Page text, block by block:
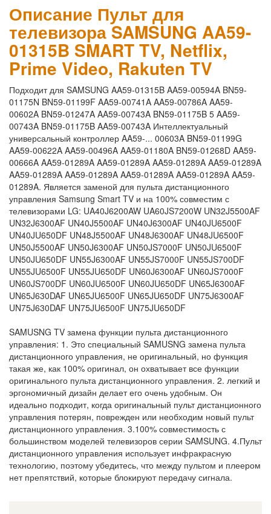
Описание Пульт для
телевизора SAMSUNG AA59-
01315B SMART TV, Netflix,
Prime Video, Rakuten TV
Подходит для SAMSUNG AA59-01315B AA59-00594A BN59-
01175N BN59-01199F AA59-00741A AA59-00786A AA59-
00602A BN59-01247A AA59-00743A BN59-01175B 5 AA59-
00743A BN59-01175B AA59-00743A Интеллектуальный
универсальный контроллер AA59-... 00603A BN59-01199G
AA59-00622A AA59-00496A AA59-01180A BN59-01268D AA59-
00666A AA59-01289A AA59-01289A AA59-01289A AA59-01289A
AA59-01289A AA59-01289A AA59-01289A AA59-01289A AA59-
01289A. Является заменой для пульта дистанционного
управления Samsung Smart TV и на 100% совместим с
телевизорами LG: UA40J6200AW UA60JS7200W UN32J5500AF
UN32J6300AF UN40J5500AF UN40J6300AF UN40JU6500F
UN40JU650DF UN48J5500AF UN48J6300AF UN48JU6500F
UN50J5500AF UN50J6300AF UN50JS7000F UN50JU6500F
UN50JU650DF UN55J6300AF UN55JS7000F UN55JS700DF
UN55JU6500F UN55JU650DF UN60J6300AF UN60JS7000F
UN60JS700DF UN60JU6500F UN60JU650DF UN65J6300AF
UN65J630DAF UN65JU6500F UN65JU650DF UN75J6300AF
UN75J630DAF UN75JU6500F UN75JU650DF
SAMUSNG TV замена функции пульта дистанционного
управления: 1. Это специальный SAMUSNG замена пульта
дистанционного управления, не оригинальный, но функция
такая же, как 100% оригинал, он охватывает все функции
оригинального пульта дистанционного управления. 2. легкий и
эргономичный дизайн делает его очень удобным. Он
идеально подходит, когда оригинальный пульт дистанционного
управления потерян, поврежден или необходим новый пульт
дистанционного управления. 3.100% совместимость с
большинством моделей телевизоров серии SAMSUNG. 4.Пульт
дистанционного управления использует инфракрасную
технологию, поэтому убедитесь, что между пультом и плеером
нет препятствий, которые блокируют передачу сигнала.